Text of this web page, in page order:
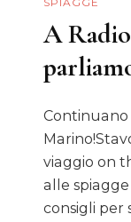
A
Continuano
viaggio on
alle
consigli per